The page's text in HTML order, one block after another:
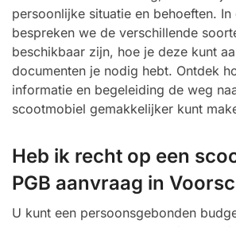
persoonlijke situatie en behoeften.
bespreken we de verschillende
beschikbaar zijn, hoe je deze kunt
documenten je nodig hebt. Ontdek
informatie en begeleiding de weg
scootmobiel gemakkelijker kunt
Heb ik recht op een
PGB aanvraag in
U kunt een persoonsgebonden